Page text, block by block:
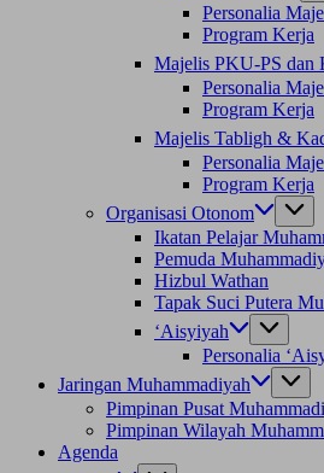
Personalia
Program Kerja
Majelis PKU-PS dan
Personalia
Program Kerja
Majelis Tabligh &
Personalia
Program Kerja
Organisasi Otonom
Ikatan Pelajar
Pemuda
Hizbul Wathan
Tapak Suci Putera
‘Aisyiyah
Personalia
Jaringan Muhammadiyah
Pimpinan Pusat
Pimpinan Wilayah
Agenda